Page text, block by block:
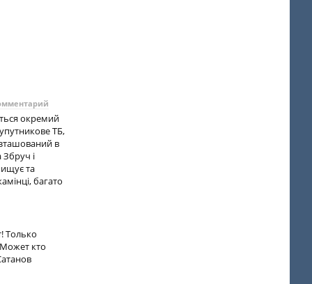
окремий
ТБ,
в
Збруч і
та
багато
Только
кто